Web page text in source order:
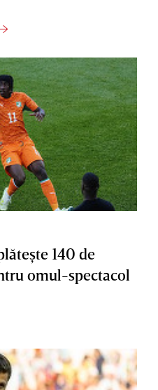
140 de
omul-spectacol